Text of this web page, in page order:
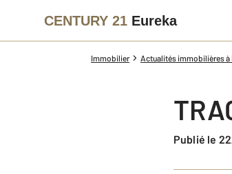
CENTURY 21 Eureka
Immobilier Actualités immobilières à
Publié le